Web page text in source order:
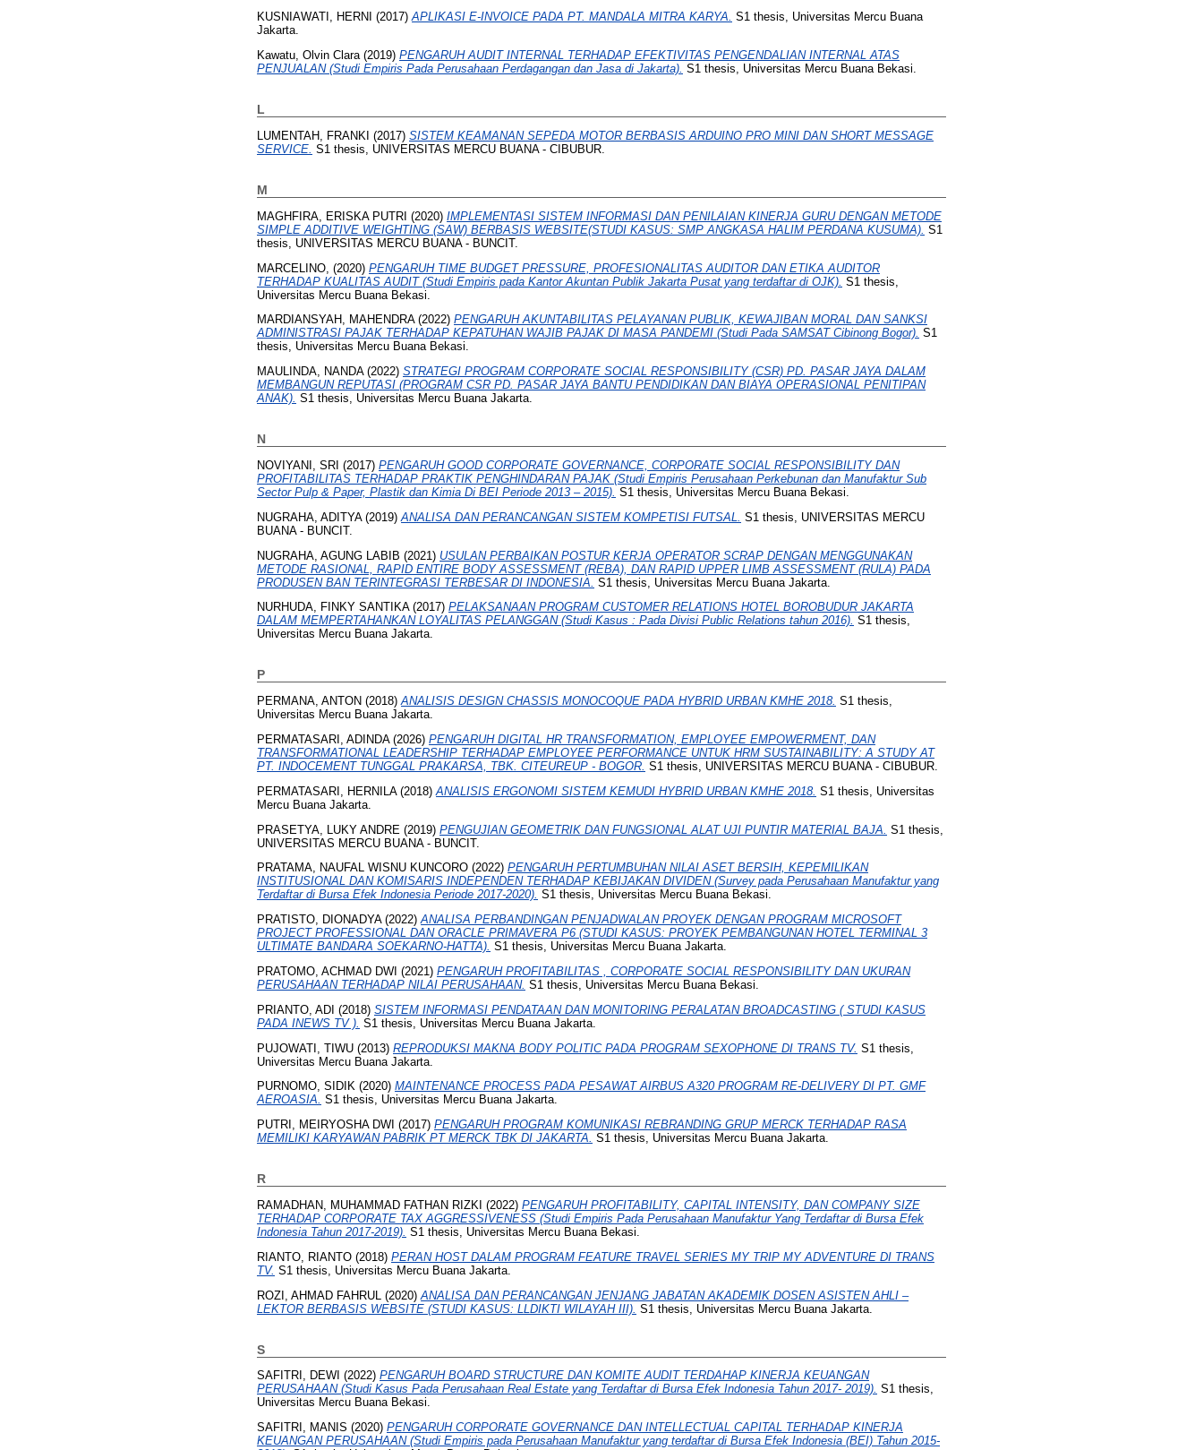
KUSNIAWATI, HERNI (2017)APLIKASI E-INVOICE PADA PT. MANDALA MITRA KARYA. S1 thesis, Universitas Mercu Buana
Jakarta.
Kawatu, Olvin Clara(2019) PENGARUH AUDIT INTERNAL TERHADAP EFEKTIVITAS PENGENDALIAN INTERNAL ATAS
PENJUALAN (Studi Empiris Pada Perusahaan Perdagangan dan Jasa di Jakarta). S1 thesis, Universitas Mercu Buana Bekasi.
L
LUMENTAH, FRANKI (2017) SISTEM KEAMANAN SEPEDA MOTOR BERBASIS ARDUINO PRO MINI DAN SHORT MESSAGE
SERVICE. S1 thesis, UNIVERSITAS MERCU BUANA - CIBUBUR.
M
MAGHFIRA, ERISKA PUTRI (2020) IMPLEMENTASI SISTEM INFORMASI DAN PENILAIAN KINERJA GURU DENGAN METODE
SIMPLE ADDITIVE WEIGHTING (SAW) BERBASIS WEBSITE(STUDI KASUS: SMP ANGKASA HALIM PERDANA KUSUMA). S1
thesis, UNIVERSITAS MERCU BUANA - BUNCIT.
MARCELINO, (2020) PENGARUH TIME BUDGET PRESSURE, PROFESIONALITAS AUDITOR DAN ETIKA AUDITOR
TERHADAP KUALITAS AUDIT (Studi Empiris pada Kantor Akuntan Publik Jakarta Pusat yang terdaftar di OJK). S1 thesis,
Universitas Mercu Buana Bekasi.
MARDIANSYAH, MAHENDRA(2022) PENGARUH AKUNTABILITAS PELAYANAN PUBLIK, KEWAJIBAN MORAL DAN SANKSI
ADMINISTRASI PAJAK TERHADAP KEPATUHAN WAJIB PAJAK DI MASA PANDEMI (Studi Pada SAMSAT Cibinong Bogor). S1
thesis, Universitas Mercu Buana Bekasi.
MAULINDA, NANDA(2022) STRATEGI PROGRAM CORPORATE SOCIAL RESPONSIBILITY (CSR) PD. PASAR JAYA DALAM
MEMBANGUN REPUTASI (PROGRAM CSR PD. PASAR JAYA BANTU PENDIDIKAN DAN BIAYA OPERASIONAL PENITIPAN
ANAK). S1 thesis, Universitas Mercu Buana Jakarta.
N
NOVIYANI, SRI (2017) PENGARUH GOOD CORPORATE GOVERNANCE, CORPORATE SOCIAL RESPONSIBILITY DAN
PROFITABILITAS TERHADAP PRAKTIK PENGHINDARAN PAJAK (Studi Empiris Perusahaan Perkebunan dan Manufaktur Sub
Sector Pulp & Paper, Plastik dan Kimia Di BEI Periode 2013 – 2015). S1 thesis, Universitas Mercu Buana Bekasi.
NUGRAHA, ADITYA(2019) ANALISA DAN PERANCANGAN SISTEM KOMPETISI FUTSAL.
S1 thesis, UNIVERSITAS MERCU
BUANA - BUNCIT.
NUGRAHA, AGUNG LABIB (2021) USULAN PERBAIKAN POSTUR KERJA OPERATOR SCRAP DENGAN MENGGUNAKAN
METODE RASIONAL, RAPID ENTIRE BODY ASSESSMENT (REBA), DAN RAPID UPPER LIMB ASSESSMENT (RULA) PADA
PRODUSEN BAN TERINTEGRASI TERBESAR DI INDONESIA. S1 thesis, Universitas Mercu Buana Jakarta.
NURHUDA, FINKY SANTIKA(2017) PELAKSANAAN PROGRAM CUSTOMER RELATIONS HOTEL BOROBUDUR JAKARTA
DALAM MEMPERTAHANKAN LOYALITAS PELANGGAN (Studi Kasus : Pada Divisi Public Relations tahun 2016). S1 thesis,
Universitas Mercu Buana Jakarta.
P
PERMANA, ANTON (2018)ANALISIS DESIGN CHASSIS MONOCOQUE PADA HYBRID URBAN KMHE 2018. S1 thesis,
Universitas Mercu Buana Jakarta.
PERMATASARI, ADINDA(2026) PENGARUH DIGITAL HR TRANSFORMATION, EMPLOYEE EMPOWERMENT, DAN
TRANSFORMATIONAL LEADERSHIP TERHADAP EMPLOYEE PERFORMANCE UNTUK HRM SUSTAINABILITY: A STUDY AT
PT. INDOCEMENT TUNGGAL PRAKARSA, TBK. CITEUREUP - BOGOR. S1 thesis, UNIVERSITAS MERCU BUANA - CIBUBUR.
PERMATASARI, HERNILA(2018) ANALISIS ERGONOMI SISTEM KEMUDI HYBRID URBAN KMHE 2018. S1 thesis, Universitas
Mercu Buana Jakarta.
PRASETYA, LUKY ANDRE (2019) PENGUJIAN GEOMETRIK DAN FUNGSIONAL ALAT UJI PUNTIR MATERIAL BAJA. S1 thesis,
UNIVERSITAS MERCU BUANA - BUNCIT.
PRATAMA, NAUFAL WISNU KUNCORO (2022) PENGARUH PERTUMBUHAN NILAI ASET BERSIH, KEPEMILIKAN
INSTITUSIONAL DAN KOMISARIS INDEPENDEN TERHADAP KEBIJAKAN DIVIDEN (Survey pada Perusahaan Manufaktur yang
Terdaftar di Bursa Efek Indonesia Periode 2017-2020). S1 thesis, Universitas Mercu Buana Bekasi.
PRATISTO, DIONADYA(2022)ANALISA PERBANDINGAN PENJADWALAN PROYEK DENGAN PROGRAM MICROSOFT
PROJECT PROFESSIONAL DAN ORACLE PRIMAVERA P6 (STUDI KASUS: PROYEK PEMBANGUNAN HOTEL TERMINAL 3
ULTIMATE BANDARA SOEKARNO-HATTA). S1 thesis, Universitas Mercu Buana Jakarta.
PRATOMO, ACHMAD DWI (2021) PENGARUH PROFITABILITAS , CORPORATE SOCIAL RESPONSIBILITY DAN UKURAN
PERUSAHAAN TERHADAP NILAI PERUSAHAAN. S1 thesis, Universitas Mercu Buana Bekasi.
PRIANTO, ADI (2018) SISTEM INFORMASI PENDATAAN DAN MONITORING PERALATAN BROADCASTING ( STUDI KASUS
PADA INEWS TV ). S1 thesis, Universitas Mercu Buana Jakarta.
PUJOWATI, TIWU (2013) REPRODUKSI MAKNA BODY POLITIC PADA PROGRAM SEXOPHONE DI TRANS TV. S1 thesis,
Universitas Mercu Buana Jakarta.
PURNOMO, SIDIK (2020) MAINTENANCE PROCESS PADA PESAWAT AIRBUS A320 PROGRAM RE-DELIVERY DI PT. GMF
AEROASIA. S1 thesis, Universitas Mercu Buana Jakarta.
PUTRI, MEIRYOSHA DWI (2017) PENGARUH PROGRAM KOMUNIKASI REBRANDING GRUP MERCK TERHADAP RASA
MEMILIKI KARYAWAN PABRIK PT MERCK TBK DI JAKARTA. S1 thesis, Universitas Mercu Buana Jakarta.
R
RAMADHAN, MUHAMMAD FATHAN RIZKI (2022) PENGARUH PROFITABILITY, CAPITAL INTENSITY, DAN COMPANY SIZE
TERHADAP CORPORATE TAX AGGRESSIVENESS (Studi Empiris Pada Perusahaan Manufaktur Yang Terdaftar di Bursa Efek
Indonesia Tahun 2017-2019). S1 thesis, Universitas Mercu Buana Bekasi.
RIANTO, RIANTO (2018) PERAN HOST DALAM PROGRAM FEATURE TRAVEL SERIES MY TRIP MY ADVENTURE DI TRANS
TV. S1 thesis, Universitas Mercu Buana Jakarta.
ROZI, AHMAD FAHRUL (2020) ANALISA DAN PERANCANGAN JENJANG JABATAN AKADEMIK DOSEN ASISTEN AHLI –
LEKTOR BERBASIS WEBSITE (STUDI KASUS: LLDIKTI WILAYAH III). S1 thesis, Universitas Mercu Buana Jakarta.
S
SAFITRI, DEWI (2022) PENGARUH BOARD STRUCTURE DAN KOMITE AUDIT TERDAHAP KINERJA KEUANGAN
PERUSAHAAN (Studi Kasus Pada Perusahaan Real Estate yang Terdaftar di Bursa Efek Indonesia Tahun 2017- 2019). S1 thesis,
Universitas Mercu Buana Bekasi.
SAFITRI, MANIS (2020) PENGARUH CORPORATE GOVERNANCE DAN INTELLECTUAL CAPITAL TERHADAP KINERJA
KEUANGAN PERUSAHAAN (Studi Empiris pada Perusahaan Manufaktur yang terdaftar di Bursa Efek Indonesia (BEI) Tahun 2015-